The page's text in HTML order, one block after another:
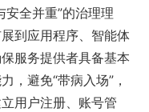
安全并重”的治理理
到应用程序、智能体
服务提供者具备基本
，避免“带病入场”，
用户注册、账号管